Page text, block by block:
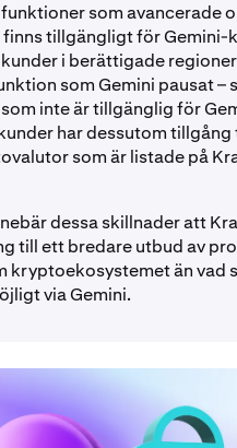
som avancerade
finns tillgängligt för Gemini-
i berättigade
som Gemini pausat –
inte är tillgänglig för
har dessutom tillgång
som är listade på
dessa skillnader att
till ett bredare utbud av
kryptoekosystemet än vad
via Gemini.